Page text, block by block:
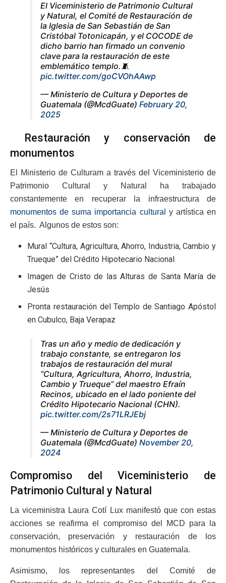
El Viceministerio de Patrimonio Cultural
y Natural, el Comité de Restauración de
la Iglesia de San Sebastián de San
Cristóbal Totonicapán, y el COCODE de
dicho barrio han firmado un convenio
clave para la restauración de este
emblemático templo.🧵
pic.twitter.com/goCVOhAAwp
— Ministerio de Cultura y Deportes de
Guatemala (@McdGuate) February 20,
2025
Restauración y conservación de
monumentos
El Ministerio de Culturam a través del Viceministerio de
Patrimonio Cultural y Natural ha trabajado
constantemente en recuperar la infraestructura de
monumentos de suma importancia cultural
y artística en
el país. Algunos de estos son:
Mural “Cultura, Agricultura, Ahorro, Industria, Cambio y
Trueque” del Crédito Hipotecario Nacional
Imagen de Cristo de las Alturas de Santa María de
Jesús
Pronta restauracióndel Templo de Santiago Apóstol
en Cubulco, Baja Verapaz
Tras un año y medio de dedicación y
trabajo constante, se entregaron los
trabajos de restauración del mural
“Cultura, Agricultura, Ahorro, Industria,
Cambio y Trueque” del maestro Efraín
Recinos, ubicado en el lado poniente del
Crédito Hipotecario Nacional (CHN).
pic.twitter.com/2s71LRJEbj
— Ministerio de Cultura y Deportes de
Guatemala (@McdGuate) November 20,
2024
Compromiso del Viceministerio de
Patrimonio Cultural y Natural
La viceministra Laura Cotí Lux manifestó que con estas
acciones se reafirma el compromiso del MCD para la
conservación, preservación y restauración de los
monumentos históricos y culturales en Guatemala.
Asimismo, los representantes del Comité de